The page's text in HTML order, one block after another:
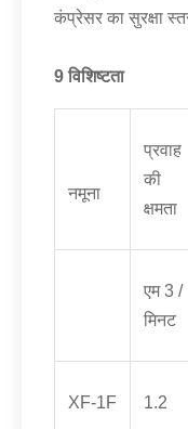
कंप्रेसर का सुरक्षा
9 विशिष्टता
नमूना
प्रवाह
की
क्षमता
एम 3 /
मिनट
XF-1F 1.2